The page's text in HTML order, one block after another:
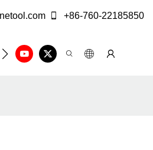
+86-760-22185850
BILGI MERKEZI